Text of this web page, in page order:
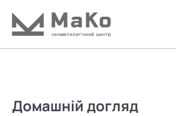
Домашній догляд